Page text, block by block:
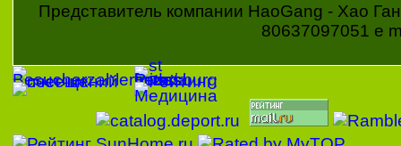
Представитель компании HaoGang - Хао
80637097051 e